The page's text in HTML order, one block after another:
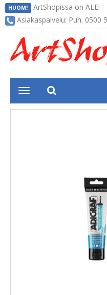
HUOM! ArtShopissa on ALE!
Asiakaspalvelu: Puh. 0500